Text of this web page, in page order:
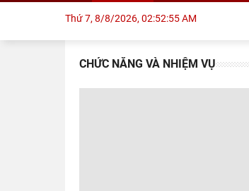
Thứ 7, 8/8/2026, 02:52:56 AM
CHỨC NĂNG VÀ NHIỆM VỤ